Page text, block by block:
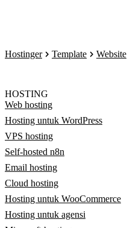
Hostinger Template Website
HOSTING
Web hosting
Hosting untuk WordPress
VPS hosting
Self-hosted n8n
Email hosting
Cloud hosting
Hosting untuk WooCommerce
Hosting untuk agensi